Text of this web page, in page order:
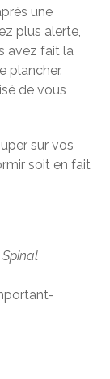
une
plus alerte,
avez fait la
plancher.
de vous
sur vos
soit en fait
Spinal